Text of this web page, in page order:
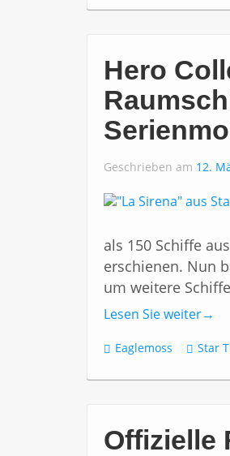
Hero
Geschrieben am 12.
als 150 Schiffe
erschienen. Nun
um weitere
Lesen Sie weiter→
Eaglemoss Star
Offizielle